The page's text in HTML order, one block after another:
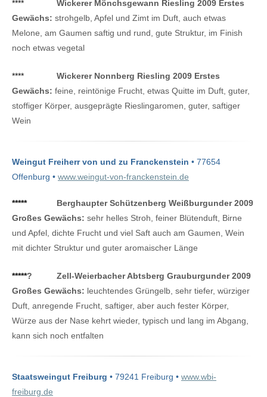
****
Wickerer Mönchsgewann Riesling 2009 Erstes
Gewächs: strohgelb, Apfel und Zimt im Duft, auch etwas
Melone, am Gaumen saftig und rund, gute Struktur, im Finish
noch etwas vegetal
****
Wickerer Nonnberg Riesling 2009 Erstes
Gewächs: feine, reintönige Frucht, etwas Quitte im Duft, guter,
stoffiger Körper, ausgeprägte Rieslingaromen, guter, saftiger
Wein
Weingut Freiherr von und zu Franckenstein • 77654
Offenburg • www.weingut-von-franckenstein.de
*****
Berghaupter Schützenberg Weißburgunder 2009
Großes Gewächs: sehr helles Stroh, feiner Blütenduft, Birne
und Apfel, dichte Frucht und viel Saft auch am Gaumen, Wein
mit dichter Struktur und guter aromaischer Länge
*****?
Zell-Weierbacher Abtsberg Grauburgunder 2009
Großes Gewächs: leuchtendes Grüngelb, sehr tiefer, würziger
Duft, anregende Frucht, saftiger, aber auch fester Körper,
Würze aus der Nase kehrt wieder, typisch und lang im Abgang,
kann sich noch entfalten
Staatsweingut Freiburg • 79241 Freiburg • www.wbi-
freiburg.de